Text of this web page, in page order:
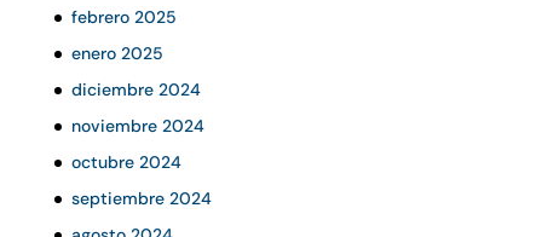
febrero 2025
enero 2025
diciembre 2024
noviembre 2024
octubre 2024
septiembre 2024